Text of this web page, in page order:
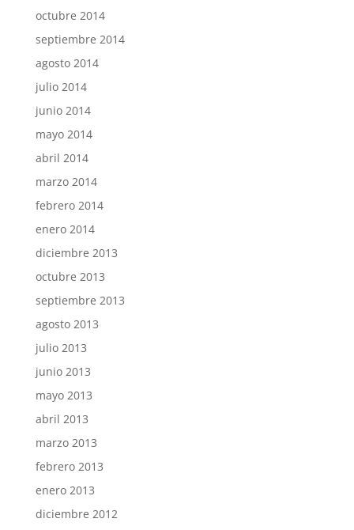
octubre 2014
septiembre 2014
agosto 2014
julio 2014
junio 2014
mayo 2014
abril 2014
marzo 2014
febrero 2014
enero 2014
diciembre 2013
octubre 2013
septiembre 2013
agosto 2013
julio 2013
junio 2013
mayo 2013
abril 2013
marzo 2013
febrero 2013
enero 2013
diciembre 2012